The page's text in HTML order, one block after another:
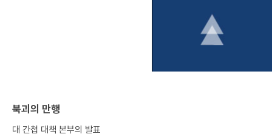
북괴의 만행
대 간첩 대책 본부의 발표